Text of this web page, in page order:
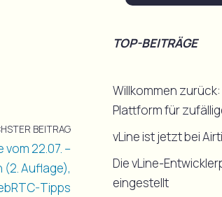
BEITRAG
22.07. –
Auflage),
Tipps
TOP-BEITRÄGE
Willkommen
Plattform für
vLine ist jetzt bei
Die vLine-
eingestellt